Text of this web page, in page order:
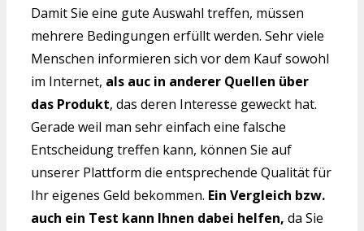
Damit Sie eine gute Auswahl treffen, müssen
mehrere Bedingungen erfüllt werden. Sehr viele
Menschen informieren sich vor dem Kauf sowohl
im Internet, als auc in anderer Quellen über
das Produkt, das deren Interesse geweckt hat.
Gerade weil man sehr einfach eine falsche
Entscheidung treffen kann, können Sie auf
unserer Plattform die entsprechende Qualität für
Ihr eigenes Geld bekommen. Ein Vergleich bzw.
auch ein Test kann Ihnen dabei helfen, da Sie